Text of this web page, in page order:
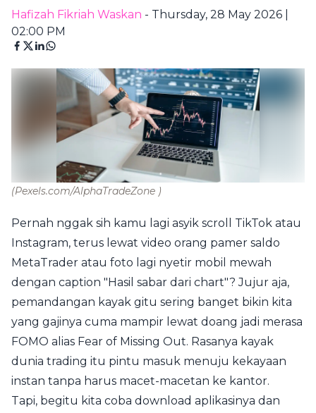
Hafizah Fikriah Waskan - Thursday, 28 May 2026 |
02:00 PM
(Pexels.com/AlphaTradeZone )
Pernah nggak sih kamu lagi asyik scroll TikTok atau
Instagram, terus lewat video orang pamer saldo
MetaTrader atau foto lagi nyetir mobil mewah
dengan caption "Hasil sabar dari chart"? Jujur aja,
pemandangan kayak gitu sering banget bikin kita
yang gajinya cuma mampir lewat doang jadi merasa
FOMO alias Fear of Missing Out. Rasanya kayak
dunia trading itu pintu masuk menuju kekayaan
instan tanpa harus macet-macetan ke kantor.
Tapi, begitu kita coba download aplikasinya dan